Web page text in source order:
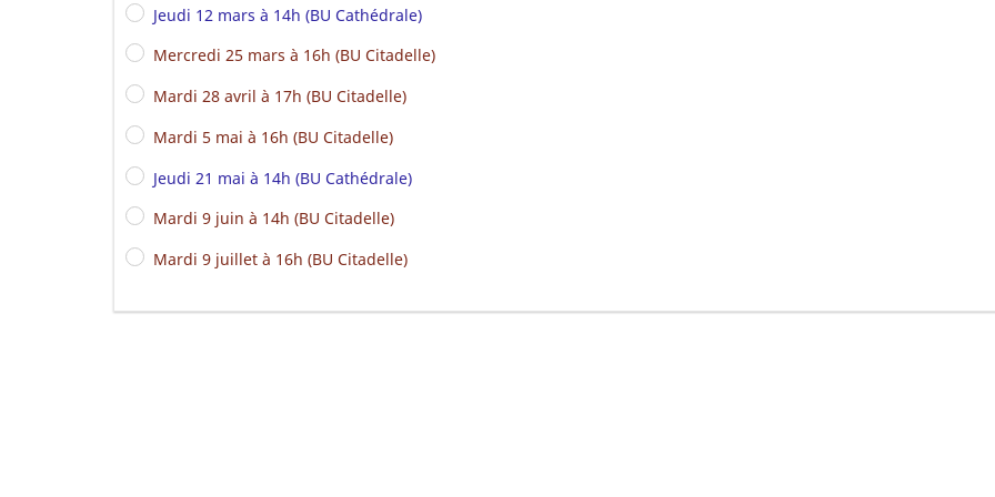
Jeudi 12 mars à 14h (BU Cathédrale)
Mercredi 25 mars à 16h (BU Citadelle)
Mardi 28 avril à 17h (BU Citadelle)
Mardi 5 mai à 16h (BU Citadelle)
Jeudi 21 mai à 14h (BU Cathédrale)
Mardi 9 juin à 14h (BU Citadelle)
Mardi 9 juillet à 16h (BU Citadelle)